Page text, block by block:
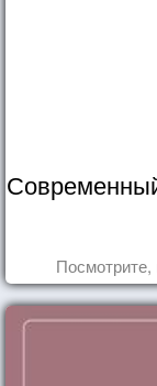
Посмотрите,